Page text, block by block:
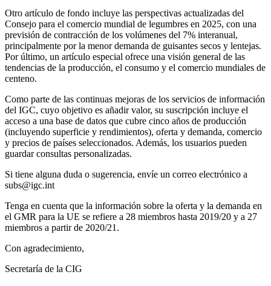
Otro artículo de fondo incluye las perspectivas actualizadas del
Consejo para el comercio mundial de legumbres en 2025, con una
previsión de contracción de los volúmenes del 7% interanual,
principalmente por la menor demanda de guisantes secos y lentejas.
Por último, un artículo especial ofrece una visión general de las
tendencias de la producción, el consumo y el comercio mundiales de
centeno.
Como parte de las continuas mejoras de los servicios de información
del IGC, cuyo objetivo es añadir valor, su suscripción incluye el
acceso a una base de datos que cubre cinco años de producción
(incluyendo superficie y rendimientos), oferta y demanda, comercio
y precios de países seleccionados. Además, los usuarios pueden
guardar consultas personalizadas.
Si tiene alguna duda o sugerencia, envíe un correo electrónico a
subs@igc.int
Tenga en cuenta que la información sobre la oferta y la demanda en
el GMR para la UE se refiere a 28 miembros hasta 2019/20 y a 27
miembros a partir de 2020/21.
Con agradecimiento,
Secretaría de la CIG